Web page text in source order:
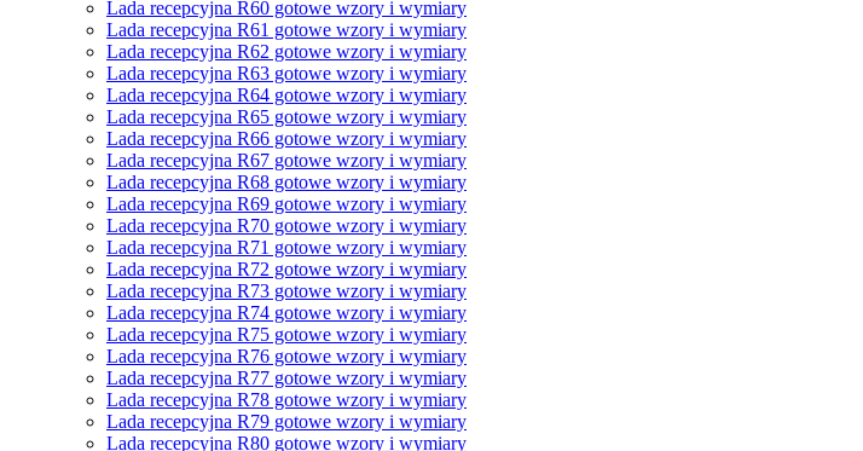
Lada recepcyjna R60 gotowe wzory i wymiary
Lada recepcyjna R61 gotowe wzory i wymiary
Lada recepcyjna R62 gotowe wzory i wymiary
Lada recepcyjna R63 gotowe wzory i wymiary
Lada recepcyjna R64 gotowe wzory i wymiary
Lada recepcyjna R65 gotowe wzory i wymiary
Lada recepcyjna R66 gotowe wzory i wymiary
Lada recepcyjna R67 gotowe wzory i wymiary
Lada recepcyjna R68 gotowe wzory i wymiary
Lada recepcyjna R69 gotowe wzory i wymiary
Lada recepcyjna R70 gotowe wzory i wymiary
Lada recepcyjna R71 gotowe wzory i wymiary
Lada recepcyjna R72 gotowe wzory i wymiary
Lada recepcyjna R73 gotowe wzory i wymiary
Lada recepcyjna R74 gotowe wzory i wymiary
Lada recepcyjna R75 gotowe wzory i wymiary
Lada recepcyjna R76 gotowe wzory i wymiary
Lada recepcyjna R77 gotowe wzory i wymiary
Lada recepcyjna R78 gotowe wzory i wymiary
Lada recepcyjna R79 gotowe wzory i wymiary
Lada recepcyjna R80 gotowe wzory i wymiary